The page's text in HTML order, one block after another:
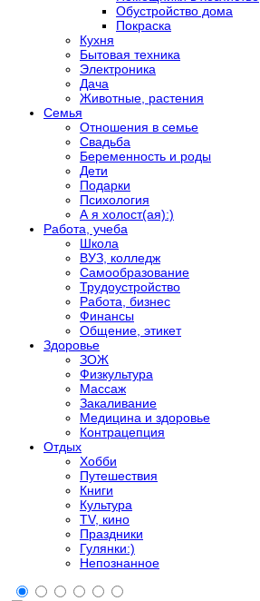
Обустройство дома
Покраска
Кухня
Бытовая техника
Электроника
Дача
Животные, растения
Семья
Отношения в семье
Свадьба
Беременность и роды
Дети
Подарки
Психология
А я холост(ая):)
Работа, учеба
Школа
ВУЗ, колледж
Самообразование
Трудоустройство
Работа, бизнес
Финансы
Общение, этикет
Здоровье
ЗОЖ
Физкультура
Массаж
Закаливание
Медицина и здоровье
Контрацепция
Отдых
Хобби
Путешествия
Книги
Культура
TV, кино
Праздники
Гулянки:)
Непознанное